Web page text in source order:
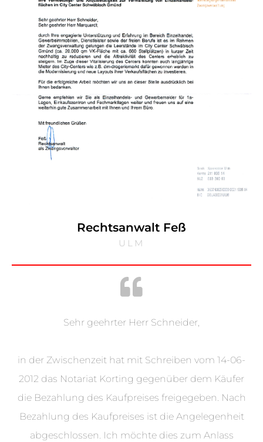
Rechtsanwalt Feß
ULM
Sehr geehrter Herr Schneider,
in der Zwischenzeit hat mit Schreiben vom 14-06-
2012 das Notariat Korting gegenüber dem Käufer
die Bezahlung des Kaufpreises freigegeben. Nach
Bezahlung des Kaufpreises ist die Angelegenheit
abgeschlossen. Ich möchte dies zum Anlass